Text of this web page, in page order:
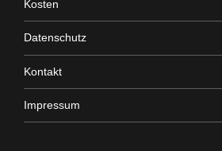
Kosten
Datenschutz
Kontakt
Impressum